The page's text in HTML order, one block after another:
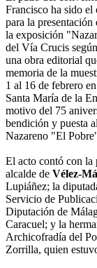
Francisco ha sido el
para la presentación
la exposición
del Vía Crucis
una obra editorial
memoria de la
1 al 16 de febrero
Santa María de la
motivo del 75
bendición y puesta
Nazareno "El
El acto contó con la
alcalde de Vélez-
Lupiáñez; la
Servicio de
Diputación de
Caracuel; y la
Archicofradía del
Zorrilla, quien